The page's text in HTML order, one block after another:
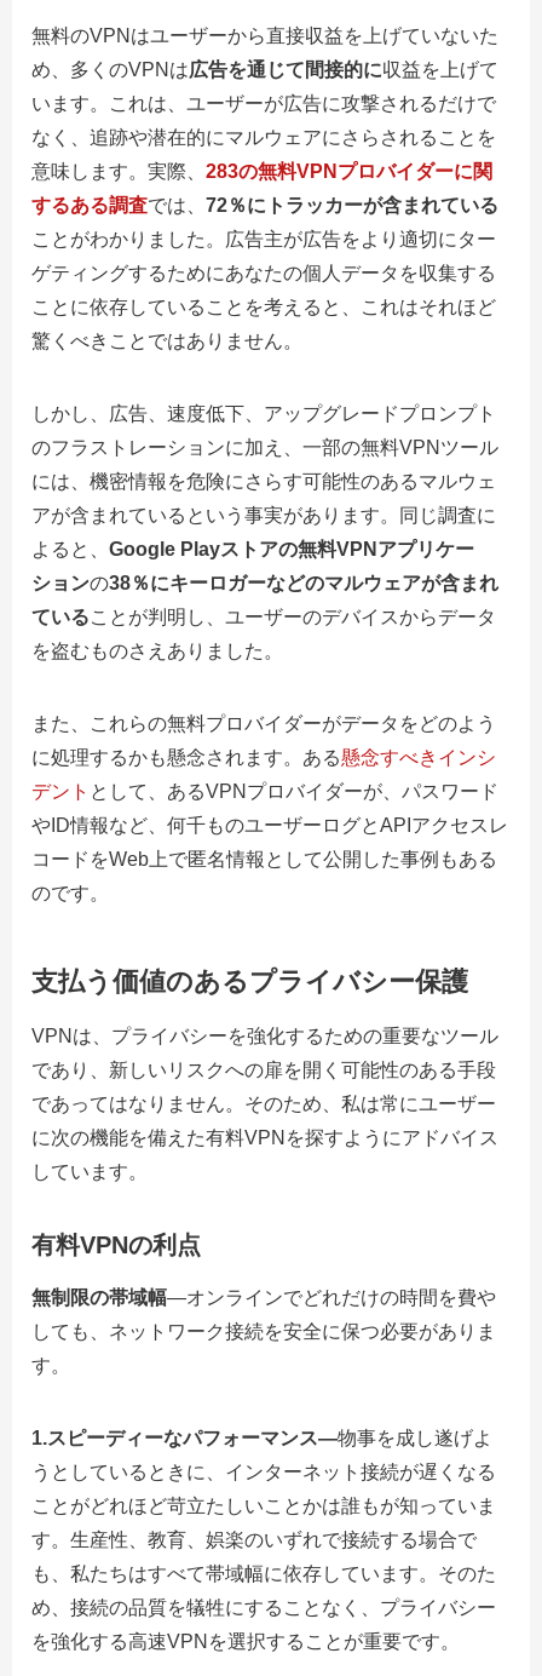
無料のVPNはユーザーから直接収益を上げていないた
め、多くのVPNは広告を通じて間接的に収益を上げて
います。これは、ユーザーが広告に攻撃されるだけで
なく、追跡や潜在的にマルウェアにさらされることを
意味します。実際、 283の無料VPNプロバイダーに関
するある調査では、 72％にトラッカーが含まれている
ことがわかりました。広告主が広告をより適切にター
ゲティングするためにあなたの個人データを収集する
ことに依存していることを考えると、これはそれほど
驚くべきことではありません。
しかし、広告、速度低下、アップグレードプロンプト
のフラストレーションに加え、一部の無料VPNツール
には、機密情報を危険にさらす可能性のあるマルウェ
アが含まれているという事実があります。同じ調査に
よると、 Google Playストアの無料VPNアプリケー
ションの38％にキーロガーなどのマルウェアが含まれ
ていることが判明し、ユーザーのデバイスからデータ
を盗むものさえありました。
また、これらの無料プロバイダーがデータをどのよう
に処理するかも懸念されます。ある懸念すべきインシ
デント として
、あるVPNプロバイダーが、パスワード
やID情報など、何千ものユーザーログとAPIアクセスレ
コードをWeb上で匿名情報として公開した事例もある
のです。
支払う価値のあるプライバシー保護
VPNは、プライバシーを強化するための重要なツール
であり、新しいリスクへの扉を開く可能性のある手段
であってはなりません。そのため、私は常にユーザー
に次の機能を備えた有料VPNを探すようにアドバイス
しています。
有料VPNの利点
無制限の帯域幅—オンラインでどれだけの時間を費や
しても、ネットワーク接続を安全に保つ必要がありま
す。
1.スピーディーなパフォーマンス—物事を成し遂げよ
うとしているときに、インターネット接続が遅くなる
ことがどれほど苛立たしいことかは誰もが知っていま
す。生産性、教育、娯楽のいずれで接続する場合で
も、私たちはすべて帯域幅に依存しています。そのた
め、接続の品質を犠牲にすることなく、プライバシー
を強化する高速VPNを選択することが重要です。